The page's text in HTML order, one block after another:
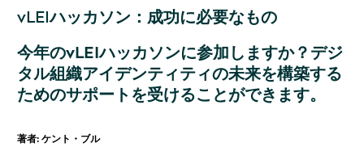
vLEIハッカソン：成功に必要なもの
今年のvLEIハッカソンに参加しますか？デジ
タル組織アイデンティティの未来を構築する
ためのサポートを受けることができます。
著者: ケント・ブル